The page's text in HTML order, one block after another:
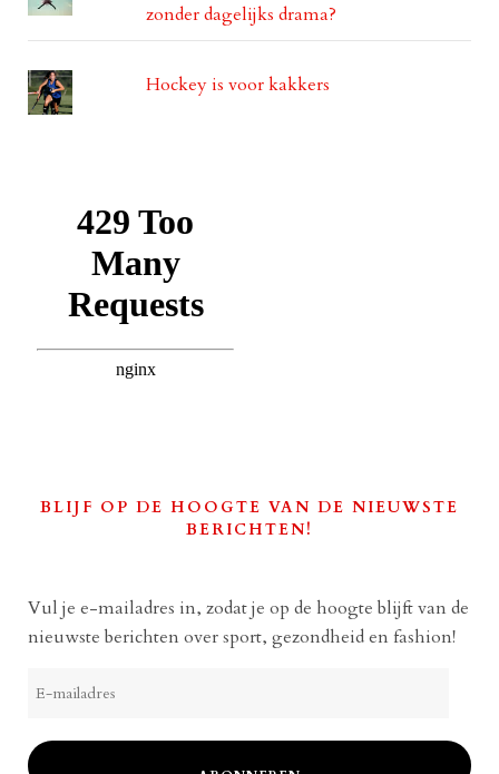
zonder dagelijks drama?
Hockey is voor kakkers
BLIJF OP DE HOOGTE VAN DE NIEUWSTE
BERICHTEN!
Vul je e-mailadres in, zodat je op de hoogte blijft van de
nieuwste berichten over sport, gezondheid en fashion!
mailadres